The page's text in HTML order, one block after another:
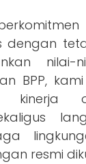
dengan
nilai-
BPP,
kinerja
resmi